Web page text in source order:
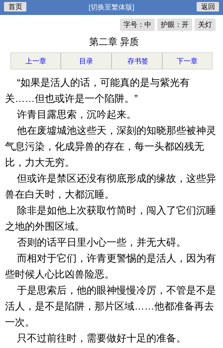
首页 [切换至繁体版] 返回
关灯
护眼：开
字号：中
第二章 异质
上一章 目录 存书签 下一章
“如果是活人的话，可能真的是与紫光有
关……但也或许是一个陷阱。”
许青目露思索，沉吟起来。
他在废墟城池这些天，深刻的知晓那些被神灵
气息污染，化成异兽的存在，每一头都凶残无
比，力大无穷。
但或许是禁区还没有彻底形成的缘故，这些异
兽在白天时，大都沉睡。
除非是如他上次获取竹简时，闯入了它们沉睡
之地的外围区域。
否则的话平日里小心一些，并无大碍。
而相对于它们，许青更警惕的是活人，因为有
些时候人心比凶兽险恶。
于是思索后，他的眼神慢慢冷厉，不管是不是
活人，是不是陷阱，那片区域……他都准备再去
一次。
只不过前往时，需要做好十足的准备。